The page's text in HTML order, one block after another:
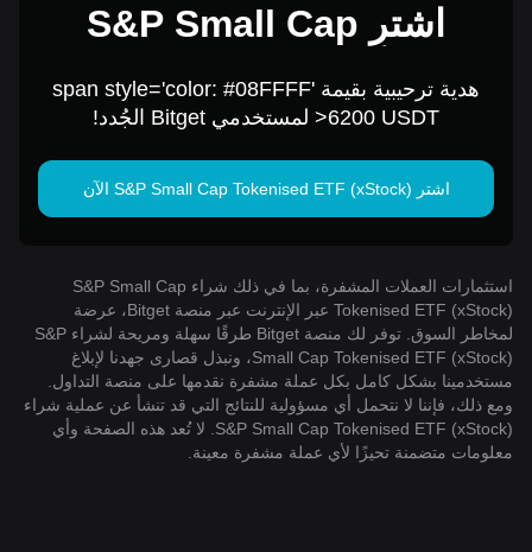
اشترِ S&P Small Cap
مقابل 1 USD
هدية ترحيبية بقيمة span style='color: #08FFFF'
>6200 USDT لمستخدمي Bitget الجُدد!
اشتر S&P Small Cap Tokenised ETF (xStock) الآن
استثمارات العملات المشفرة، بما في ذلك شراء S&P Small Cap
Tokenised ETF (xStock) عبر الإنترنت عبر منصة Bitget، عرضة
لمخاطر السوق. توفر لك منصة Bitget طرقًا سهلة ومريحة لشراء S&P
Small Cap Tokenised ETF (xStock)، ونبذل قصارى جهدنا لإبلاغ
مستخدمينا بشكل كامل بكل عملة مشفرة نقدمها على منصة التداول.
ومع ذلك، فإننا لا نتحمل أي مسؤولية للنتائج التي قد تنشأ عن عملية شراء
S&P Small Cap Tokenised ETF (xStock). لا تُعد هذه الصفحة وأي
معلومات متضمنة تحيزًا لأي عملة مشفرة معينة.